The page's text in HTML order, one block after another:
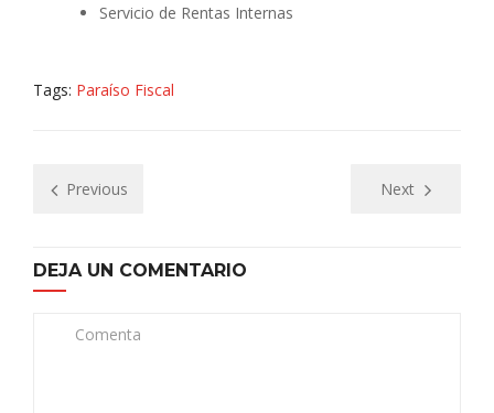
Servicio de Rentas Internas
Tags: Paraíso Fiscal
Previous Next
DEJA UN COMENTARIO
Comenta